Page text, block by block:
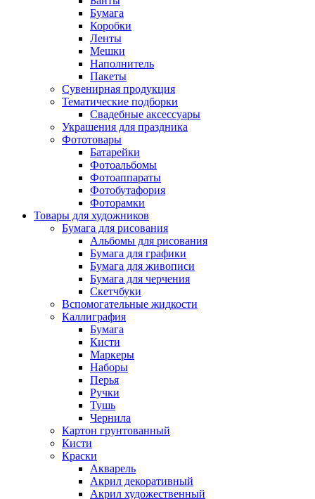
Бумага
Коробки
Ленты
Мешки
Наполнитель
Пакеты
Сувенирная продукция
Тематические подборки
Свадебные аксессуары
Украшения для праздника
Фототовары
Батарейки
Фотоальбомы
Фотоаппараты
Фотобутафория
Фоторамки
Товары для художников
Бумага для рисования
Альбомы для рисования
Бумага для графики
Бумага для живописи
Бумага для черчения
Скетчбуки
Вспомогательные жидкости
Каллиграфия
Бумага
Кисти
Маркеры
Наборы
Перья
Ручки
Тушь
Чернила
Картон грунтованный
Кисти
Краски
Акварель
Акрил декоративный
Акрил художественный